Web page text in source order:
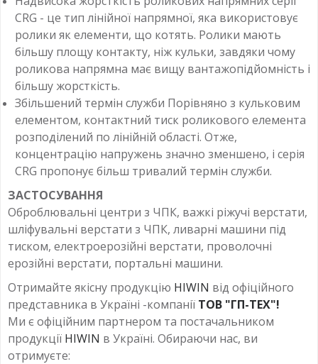
CRG - це тип лінійної напрямної, яка використовує
ролики як елементи, що котять. Ролики мають
більшу площу контакту, ніж кульки, завдяки чому
роликова напрямна має вищу вантажопідйомність і
більшу жорсткість.
Збільшений термін служби Порівняно з кульковим
елементом, контактний тиск роликового елемента
розподілений по лінійній області. Отже,
концентрацію напружень значно зменшено, і серія
CRG пропонує більш тривалий термін служби.
ЗАСТОСУВАННЯ
Оброблювальні центри з ЧПК, важкі ріжучі верстати,
шліфувальні верстати з ЧПК, ливарні машини під
тиском, електроерозійні верстати, проволочні
ерозійні верстати, портальні машини.
Отримайте якісну продукцію HIWIN від офіційного
представника в Україні -компанії ТОВ "ГП-ТЕХ"!
Ми є офіційним партнером та постачальником
продукції HIWIN в Україні. Обираючи нас, ви
отримуєте: